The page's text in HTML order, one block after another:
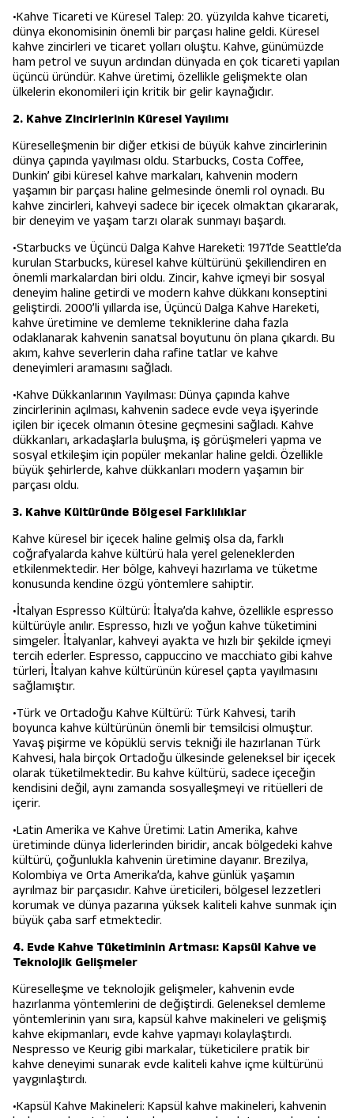
•Kahve Ticareti ve Küresel Talep: 20. yüzyılda kahve ticareti,
dünya ekonomisinin önemli bir parçası haline geldi. Küresel
kahve zincirleri ve ticaret yolları oluştu. Kahve, günümüzde
ham petrol ve suyun ardından dünyada en çok ticareti yapılan
üçüncü üründür. Kahve üretimi, özellikle gelişmekte olan
ülkelerin ekonomileri için kritik bir gelir kaynağıdır.
2. Kahve Zincirlerinin Küresel Yayılımı
Küreselleşmenin bir diğer etkisi de büyük kahve zincirlerinin
dünya çapında yayılması oldu. Starbucks, Costa Coffee,
Dunkin’ gibi küresel kahve markaları, kahvenin modern
yaşamın bir parçası haline gelmesinde önemli rol oynadı. Bu
kahve zincirleri, kahveyi sadece bir içecek olmaktan çıkararak,
bir deneyim ve yaşam tarzı olarak sunmayı başardı.
•Starbucks ve Üçüncü Dalga Kahve Hareketi: 1971’de Seattle’da
kurulan Starbucks, küresel kahve kültürünü şekillendiren en
önemli markalardan biri oldu. Zincir, kahve içmeyi bir sosyal
deneyim haline getirdi ve modern kahve dükkanı konseptini
geliştirdi. 2000’li yıllarda ise, Üçüncü Dalga Kahve Hareketi,
kahve üretimine ve demleme tekniklerine daha fazla
odaklanarak kahvenin sanatsal boyutunu ön plana çıkardı. Bu
akım, kahve severlerin daha rafine tatlar ve kahve
deneyimleri aramasını sağladı.
•Kahve Dükkanlarının Yayılması: Dünya çapında kahve
zincirlerinin açılması, kahvenin sadece evde veya işyerinde
içilen bir içecek olmanın ötesine geçmesini sağladı. Kahve
dükkanları, arkadaşlarla buluşma, iş görüşmeleri yapma ve
sosyal etkileşim için popüler mekanlar haline geldi. Özellikle
büyük şehirlerde, kahve dükkanları modern yaşamın bir
parçası oldu.
3. Kahve Kültüründe Bölgesel Farklılıklar
Kahve küresel bir içecek haline gelmiş olsa da, farklı
coğrafyalarda kahve kültürü hala yerel geleneklerden
etkilenmektedir. Her bölge, kahveyi hazırlama ve tüketme
konusunda kendine özgü yöntemlere sahiptir.
•İtalyan Espresso Kültürü: İtalya’da kahve, özellikle espresso
kültürüyle anılır. Espresso, hızlı ve yoğun kahve tüketimini
simgeler. İtalyanlar, kahveyi ayakta ve hızlı bir şekilde içmeyi
tercih ederler. Espresso, cappuccino ve macchiato gibi kahve
türleri, İtalyan kahve kültürünün küresel çapta yayılmasını
sağlamıştır.
•Türk ve Ortadoğu Kahve Kültürü: Türk Kahvesi, tarih
boyunca kahve kültürünün önemli bir temsilcisi olmuştur.
Yavaş pişirme ve köpüklü servis tekniği ile hazırlanan Türk
Kahvesi, hala birçok Ortadoğu ülkesinde geleneksel bir içecek
olarak tüketilmektedir. Bu kahve kültürü, sadece içeceğin
kendisini değil, aynı zamanda sosyalleşmeyi ve ritüelleri de
içerir.
•Latin Amerika ve Kahve Üretimi: Latin Amerika, kahve
üretiminde dünya liderlerinden biridir, ancak bölgedeki kahve
kültürü, çoğunlukla kahvenin üretimine dayanır. Brezilya,
Kolombiya ve Orta Amerika’da, kahve günlük yaşamın
ayrılmaz bir parçasıdır. Kahve üreticileri, bölgesel lezzetleri
korumak ve dünya pazarına yüksek kaliteli kahve sunmak için
büyük çaba sarf etmektedir.
4. Evde Kahve Tüketiminin Artması: Kapsül Kahve ve
Teknolojik Gelişmeler
Küreselleşme ve teknolojik gelişmeler, kahvenin evde
hazırlanma yöntemlerini de değiştirdi. Geleneksel demleme
yöntemlerinin yanı sıra, kapsül kahve makineleri ve gelişmiş
kahve ekipmanları, evde kahve yapmayı kolaylaştırdı.
Nespresso ve Keurig gibi markalar, tüketicilere pratik bir
kahve deneyimi sunarak evde kaliteli kahve içme kültürünü
yaygınlaştırdı.
•Kapsül Kahve Makineleri: Kapsül kahve makineleri, kahvenin